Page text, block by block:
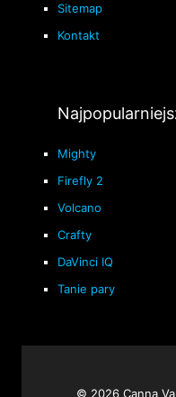
Sitemap
Kontakt
Mighty
Firefly 2
Volcano
Crafty
DaVinci IQ
Tanie pary
© 2026 Canna